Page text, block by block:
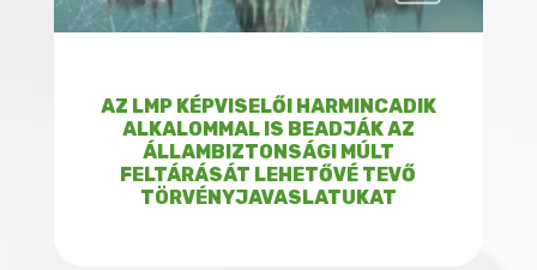
AZ LMP KÉPVISELŐI HARMINCADIK
ALKALOMMAL IS BEADJÁK AZ
ÁLLAMBIZTONSÁGI MÚLT
FELTÁRÁSÁT LEHETŐVÉ TEVŐ
TÖRVÉNYJAVASLATUKAT